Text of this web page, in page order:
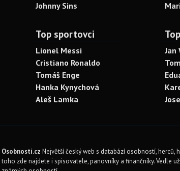
Johnny Sins
Top sportovci
Lionel Messi
Cristiano Ronaldo
Tomáš Enge
Hanka Kynychová
Aleš Lamka
Jan
Osobnosti.cz Největší český web s databází osobností, herců,
toho zde najdete i spisovatele, panovníky a finančníky. Vedle